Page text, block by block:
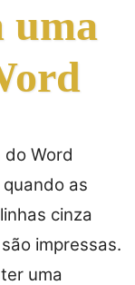
uma
Word
as
cinza
impressas.
uma